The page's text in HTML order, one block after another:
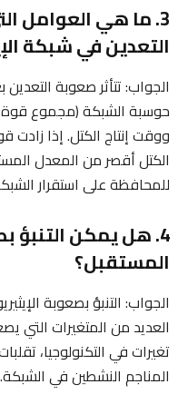
3. ما هي العوامل
التعدين في شبكة
الجواب: تتأثر صعوبة
حوسبة الشبكة (مجموع قوة
ووقت إنتاج الكتل. إذا زادت
الكتل أقصر من المعدل
للمحافظة على استقرار
4. هل يمكن التنبؤ
المستقبل؟
الجواب: التنبؤ بصعوبة
العديد من المتغيرات التي
تغيرات في التكنولوجيا،
المناجم النشطين في الشبكة.